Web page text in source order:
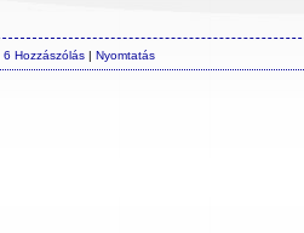
6 Hozzászólás | Nyomtatás